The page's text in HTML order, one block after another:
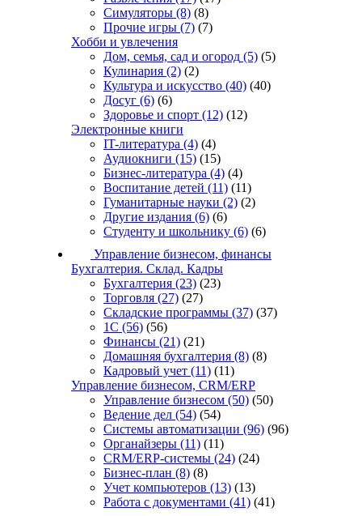
Симуляторы (8) (8)
Прочие игры (7) (7)
Хобби и увлечения
Дом, семья, сад и огород (5) (5)
Кулинария (2) (2)
Культура и искусство (40) (40)
Досуг (6) (6)
Здоровье и спорт (12) (12)
Электронные книги
IT-литература (4) (4)
Аудиокниги (15) (15)
Бизнес-литература (4) (4)
Воспитание детей (11) (11)
Гуманитарные науки (2) (2)
Другие издания (6) (6)
Студенту и школьнику (6) (6)
Управление бизнесом, финансы
Бухгалтерия. Склад. Кадры
Бухгалтерия (23) (23)
Торговля (27) (27)
Складские программы (37) (37)
1С (56) (56)
Финансы (21) (21)
Домашняя бухгалтерия (8) (8)
Кадровый учет (11) (11)
Управление бизнесом, CRM/ERP
Управление бизнесом (50) (50)
Ведение дел (54) (54)
Системы автоматизации (96) (96)
Органайзеры (11) (11)
CRM/ERP-системы (24) (24)
Бизнес-план (8) (8)
Учет компьютеров (13) (13)
Работа с документами (41) (41)